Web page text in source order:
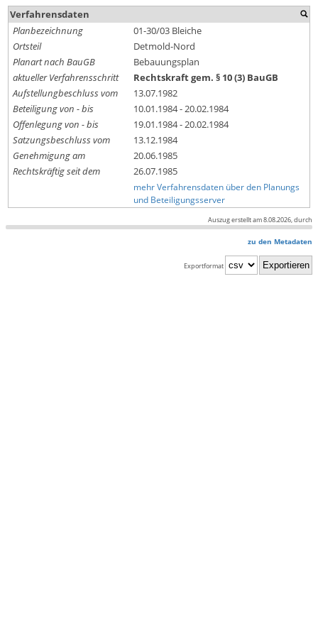
Verfahrensdaten
Planbezeichnung
01-30/03 Bleiche
Ortsteil
Detmold-Nord
Planart nach BauGB
Bebauungsplan
aktueller Verfahrensschritt
Rechtskraft gem. § 10 (3) BauGB
Aufstellungbeschluss vom
13.07.1982
Beteiligung von - bis
10.01.1984 - 20.02.1984
Offenlegung von - bis
19.01.1984 - 20.02.1984
Satzungsbeschluss vom
13.12.1984
Genehmigung am
20.06.1985
Rechtskräftig seit dem
26.07.1985
mehr Verfahrensdaten über den Planungs
und Beteiligungsserver
Auszug erstellt am 8.08.2026, durch
zu den Metadaten
Exportformat